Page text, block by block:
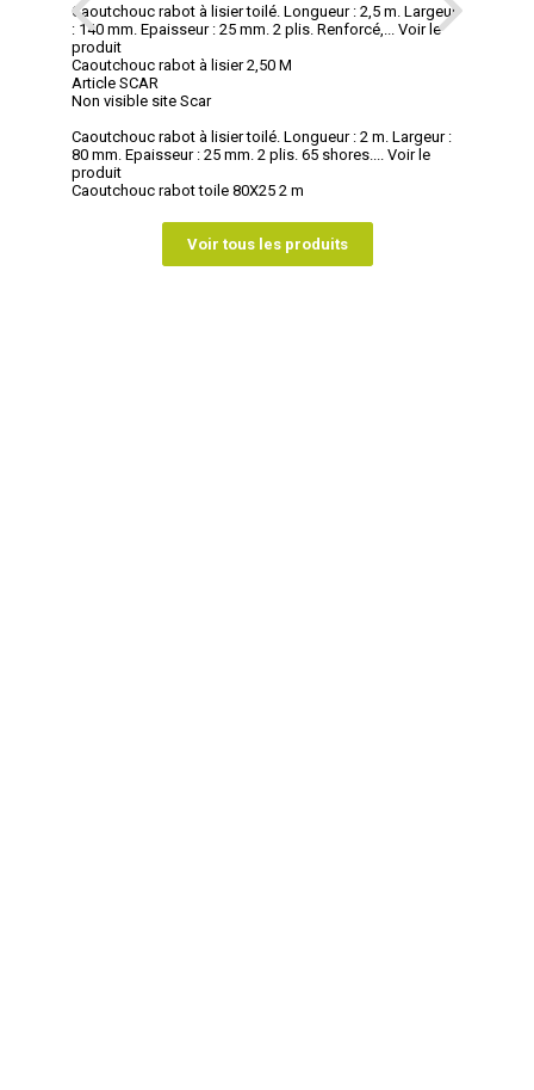
Caoutchouc rabot à lisier toilé. Longueur : 2,5 m. Largeur
: 140 mm. Epaisseur : 25 mm. 2 plis. Renforcé,...
Voir le
produit
Caoutchouc rabot à lisier 2,50 M
Article SCAR
Non visible site Scar
Caoutchouc rabot à lisier toilé. Longueur : 2 m. Largeur :
80 mm. Epaisseur : 25 mm. 2 plis. 65 shores....
Voir le
produit
Caoutchouc rabot toile 80X25 2 m
Voir tous les produits